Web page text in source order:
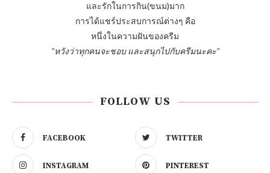
และรักในการกิน(ขนม)มาก
การได้แชร์ประสบการณ์ต่างๆ คือ
หนึ่งในความฝันของครีม
"หวังว่าทุกคนจะชอบ และสนุกไปกับครีมนะคะ"
FOLLOW US
FACEBOOK TWITTER
INSTAGRAM PINTEREST